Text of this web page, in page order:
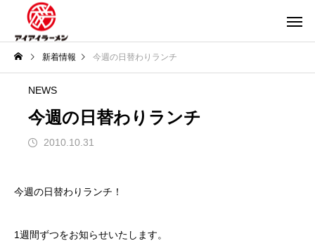
新着情報 今週の日替わりランチ
NEWS
今週の日替わりランチ
2010.10.31
今週の日替わりランチ！
1週間ずつをお知らせいたします。